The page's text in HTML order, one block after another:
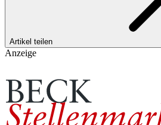
Artikel teilen
Anzeige